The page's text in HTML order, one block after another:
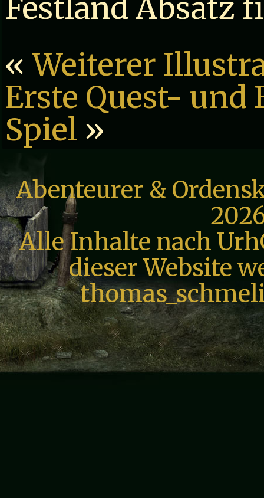
Festland Absatz
«Weiterer
Erste Quest-
Spiel »
Abenteurer &
Alle Inhalte nach
dieser Website